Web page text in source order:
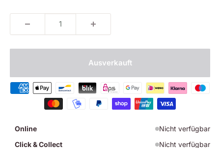
Ausverkauft
Online
Nicht verfügbar
Click & Collect
Nicht verfügbar